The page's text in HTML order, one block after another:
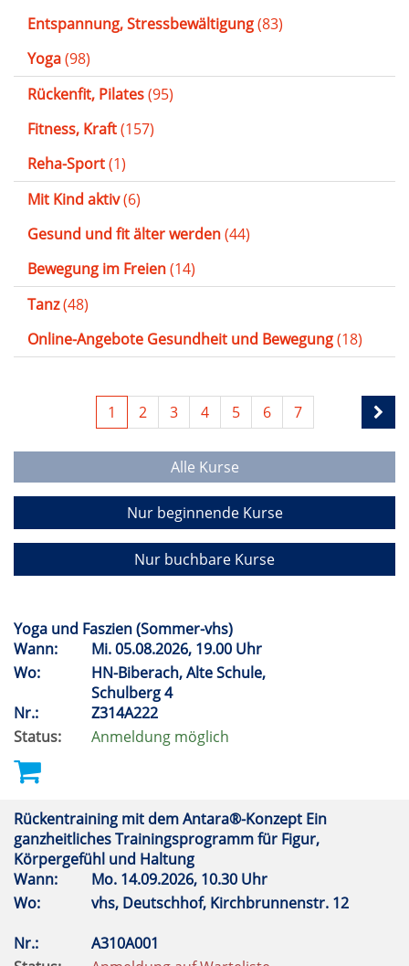
Entspannung, Stressbewältigung(83)
Yoga(98)
Rückenfit, Pilates(95)
Fitness, Kraft(157)
Reha-Sport(1)
Mit Kind aktiv(6)
Gesund und fit älter werden(44)
Bewegung im Freien(14)
Tanz(48)
Online-Angebote Gesundheit und Bewegung(18)
1 2 3 4 5 6 7
Alle Kurse
Nur beginnende Kurse
Nur buchbare Kurse
Yoga und Faszien (Sommer-vhs)
Wann:
Mi.05.08.2026, 19.00 Uhr
Wo:
HN-Biberach, Alte Schule,
Schulberg 4
Nr.:
Z314A222
Status:
Anmeldung möglich
Rückentraining mit dem Antara®-Konzept Ein
ganzheitliches Trainingsprogramm für Figur,
Körpergefühl und Haltung
Wann:
Mo. 14.09.2026, 10.30 Uhr
Wo:
vhs, Deutschhof, Kirchbrunnenstr. 12
Nr.:
A310A001